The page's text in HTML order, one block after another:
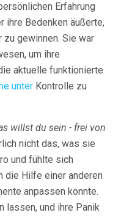
Erfahrung
ihre Bedenken äußerte,
gewinnen. Sie war
um ihre
aktuelle funktionierte
unter Kontrolle zu
willst du sein - frei von
nicht das, was sie
und fühlte sich
die Hilfe einer anderen
anpassen konnte.
lassen, und ihre Panik